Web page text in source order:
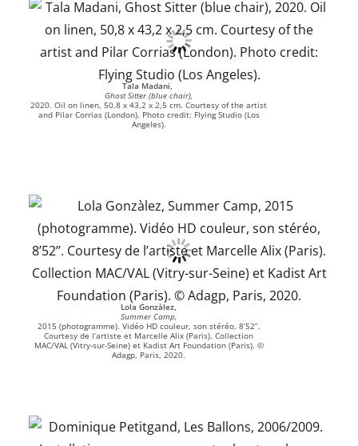
Tala Madani,
Ghost Sitter (blue chair),
2020. Oil on linen, 50,8 x 43,2 x 2,5 cm. Courtesy of the artist
and Pilar Corrias (London). Photo credit: Flying Studio (Los
Angeles).
Lola Gonzàlez,
Summer Camp,
2015 (photogramme). Vidéo HD couleur, son stéréo, 8’52’’.
Courtesy de l’artiste et Marcelle Alix (Paris). Collection
MAC/VAL (Vitry-sur-Seine) et Kadist Art Foundation (Paris). ©
Adagp, Paris, 2020.